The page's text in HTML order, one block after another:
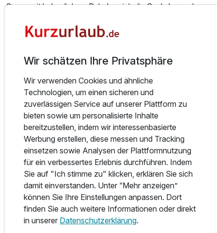
Ausstattung
Für 3 Tage p.P. ab
Familienzimmer
2 Erwachsene und 2 Kinder
Sauna mit behaglichem Ruhebereich die Seele baumeln
wohltuenden Massage- und Beautyanwendungen.
Dart heraus. Auch die kleinen Gäste kommen nicht zu kurz
und können sich auf dem hauseigenen Spielplatz im Garten
austoben.
Rund ums Hotel erwartet Sie eine faszinierende Mischung
aus idyllischer Natur, reicher Geschichte und sorbischer
Kultur. Nutzen Sie Ihren Aufenthalt für
abwechslungsreiche Ausflüge in die nähere Umgebung.
Cottbus – Parkstadt und Kulturzentrum
Die zweitgrößte Stadt Brandenburgs besticht durch ihre
historischen Stadtmauern und prachtvollen Grünanlagen.
Nur eine kurze Fahrt mit dem Auto oder der Bahn trennt
Sie vom lebendigen Stadtzentrum, das besonders für das
schönste Jugendstiltheater Europas bekannt ist.
Wir schätzen Ihre Privatsphäre
Wir verwenden Cookies und ähnliche
Technologien, um einen sicheren und
zuverlässigen Service auf unserer Plattform zu
bieten sowie um personalisierte Inhalte
bereitzustellen, indem wir interessenbasierte
Werbung erstellen, diese messen und Tracking
einsetzen sowie Analysen der Plattformnutzung
für ein verbessertes Erlebnis durchführen. Indem
Sie auf "Ich stimme zu" klicken, erklären Sie sich
damit einverstanden. Unter “Mehr anzeigen”
können Sie Ihre Einstellungen anpassen. Dort
finden Sie auch weitere Informationen oder direkt
in unserer Datenschutzerklärung.